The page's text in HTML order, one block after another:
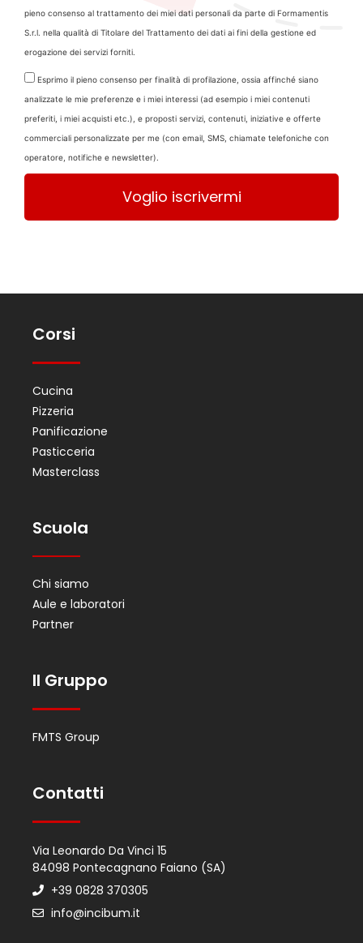
pieno consenso al trattamento dei miei dati personali da parte di Formamentis
S.r.l. nella qualità di Titolare del Trattamento dei dati ai fini della gestione ed
erogazione dei servizi forniti.
Esprimo il pieno consenso per finalità di profilazione, ossia affinché siano
analizzate le mie preferenze e i miei interessi (ad esempio i miei contenuti
preferiti, i miei acquisti etc.), e proposti servizi, contenuti, iniziative e offerte
commerciali personalizzate per me (con email, SMS, chiamate telefoniche con
operatore, notifiche e newsletter).
Corsi
Cucina
Pizzeria
Panificazione
Pasticceria
Masterclass
Scuola
Chi siamo
Aule e laboratori
Partner
Il Gruppo
FMTS Group
Contatti
Via Leonardo Da Vinci 15
84098 Pontecagnano Faiano (SA)
+39 0828 370305
info@incibum.it